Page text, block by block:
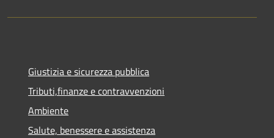
Giustizia e sicurezza pubblica
Tributi,finanze e contravvenzioni
Ambiente
Salute, benessere e assistenza